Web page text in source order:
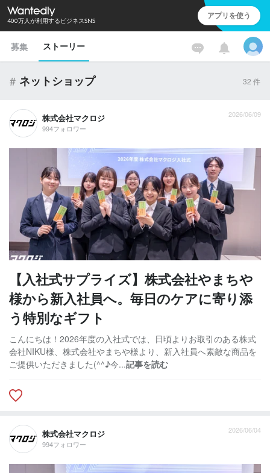
400万人が利用するビジネスSNS アプリを使う
募集 ストーリー
# ネットショップ 32 件
株式会社マクロジ
994フォロワー
2026/06/09
【入社式サプライズ】株式会社やまちや
様から新入社員へ。毎日のケアに寄り添
う特別なギフト
こんにちは！2026年度の入社式では、日頃よりお取引のある株式
会社NIKU様、株式会社やまちや様より、新入社員へ素敵な商品を
ご提供いただきました(^^♪今...記事を読む
株式会社マクロジ
994フォロワー
2026/06/04